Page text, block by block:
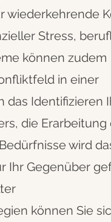
wiederkehrende
Stress,
können zudem
in einer
das Identifizieren
die Erarbeitung
wird
Ihr Gegenüber
können Sie